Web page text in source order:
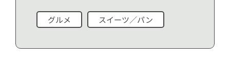
グルメ スイーツ／パン